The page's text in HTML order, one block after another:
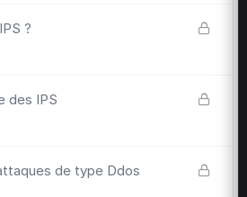
?
des IPS
de type Ddos